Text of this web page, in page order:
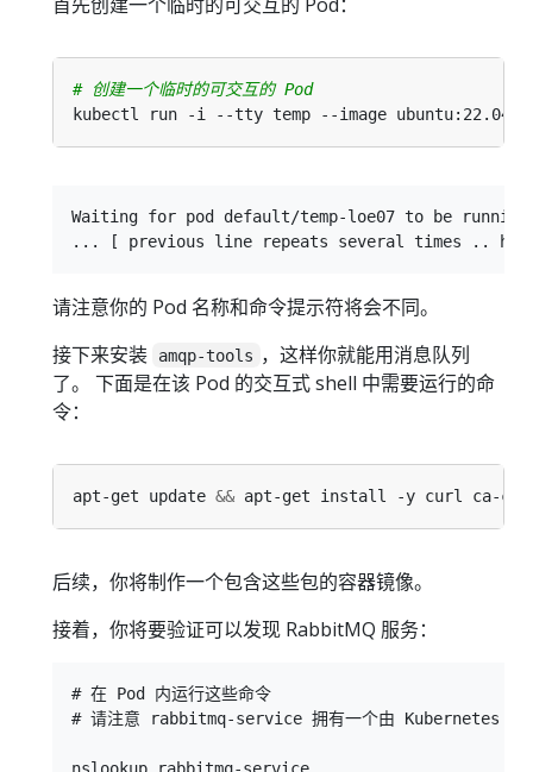
# 创建一个临时的可交互的 Pod
Waiting for pod default/temp-loe07 to be
请注意你的 Pod 名称和命令提示符将会不同。
接下来安装
amqp-tools ，这样你就能用消息队列
了。 下面是在该 Pod 的交互式 shell 中需要运行的命
令：
apt-get update &&
后续，你将制作一个包含这些包的容器镜像。
接着，你将要验证可以发现 RabbitMQ 服务：
# 在 Pod 内运行这些命令
# 请注意 rabbitmq-service 拥有一个由 Kubernetes 提